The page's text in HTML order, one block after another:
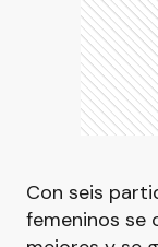
Con seis
femeninos se